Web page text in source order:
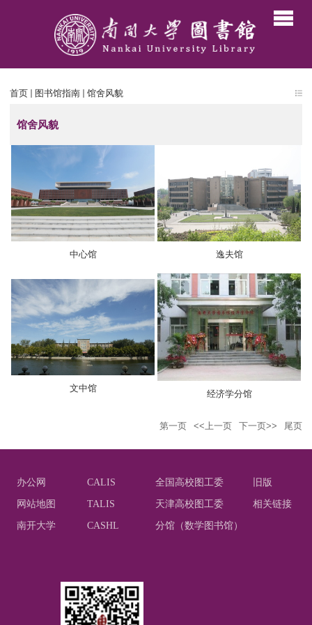
首页 图书馆指南 馆舍风貌
馆舍风貌
中心馆 逸夫馆
文中馆
经济学分馆
第一页 <<上一页 下一页>> 尾页
办公网 CALIS 全国高校图工委 旧版
网站地图 TALIS 天津高校图工委 相关链接
南开大学 CASHL 分馆（数学图书馆）